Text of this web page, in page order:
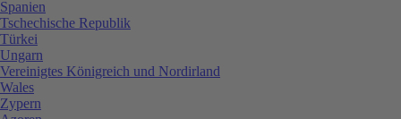
Spanien
Tschechische Republik
Türkei
Ungarn
Vereinigtes Königreich und Nordirland
Wales
Zypern